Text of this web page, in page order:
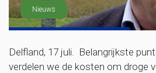
Nieuws
Delfland, 17 juli. Belangrijkste
verdelen we de kosten om droge